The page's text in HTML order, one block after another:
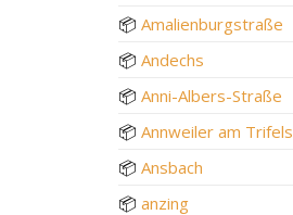
📦 Amalienburgstraße
📦 Andechs
📦 Anni-Albers-Straße
📦 Annweiler am Trifels
📦 Ansbach
📦 anzing